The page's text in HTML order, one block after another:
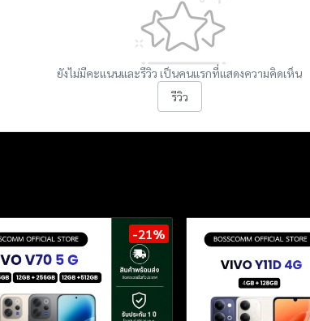
ยังไม่มีคะแนนและรีวิว เป็นคนแรกที่แสดงความคิดเห็น
รีวิว
-21%